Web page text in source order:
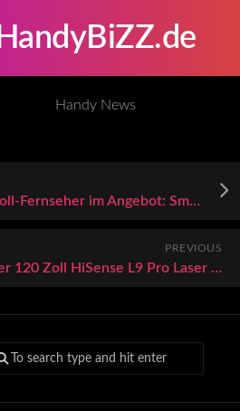
HandyBiZZ.de
Handy News
65-Zoll-Fernseher im Angebot: Smart-TV von Hisense bei Media Markt 100 Euro günstiger
PREVIOUS
Der 120 Zoll HiSense L9 Pro Laser TV startet mit mächtiger Ausstattung und großem Touchscreen in die Premium-Klasse